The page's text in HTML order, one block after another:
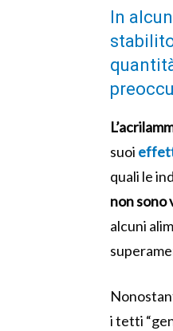
In
suoi
quali le
non sono
alcuni
i tetti